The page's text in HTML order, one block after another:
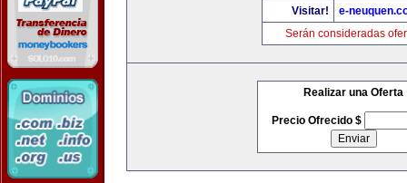
Visitar!
e-
Serán consideradas
Realizar una Oferta
Precio Ofrecido $